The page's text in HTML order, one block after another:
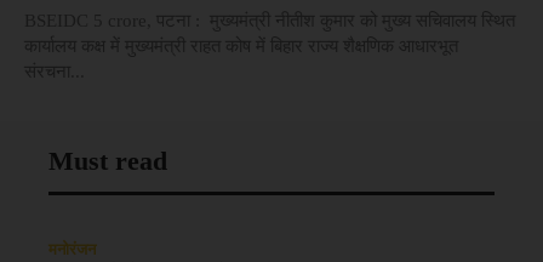
Must read
मनोरंजन